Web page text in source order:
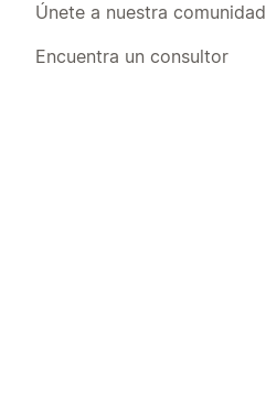
Únete a nuestra comunidad
Encuentra un consultor